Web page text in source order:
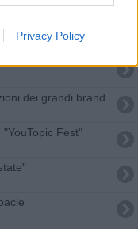
Privacy Policy
realtà "mondiale"
dei grandi brand
Fest"